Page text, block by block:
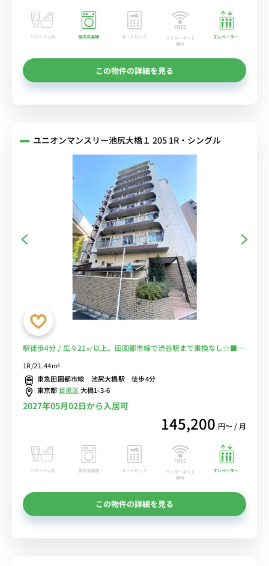
バストイレ別 室内洗濯機 オートロック
インターネット
無料
エレベーター
この物件の詳細を見る
ユニオンマンスリー池尻大橋１ 205 1R・シングル
駅徒歩4分♪広々21㎡以上。田園都市線で渋谷駅まで乗換なし☆■選
1R/21.44m²
東急田園都市線 池尻大橋駅 徒歩4分
東京都 目黒区大橋1-3-6
2027年05月02日から入居可
145,200 円〜 / 月
バストイレ別 室内洗濯機 オートロック
インターネット
無料
エレベーター
この物件の詳細を見る